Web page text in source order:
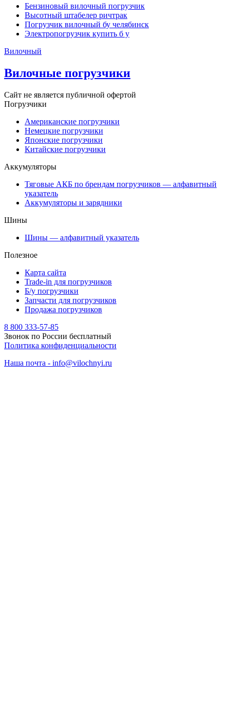
Бензиновый вилочный погрузчик
Высотный штабелер ричтрак
Погрузчик вилочный бу челябинск
Электропогрузчик купить б у
Вилочный
Вилочные погрузчики
Сайт не является публичной офертой
Погрузчики
Американские погрузчики
Немецкие погрузчики
Японские погрузчики
Китайские погрузчики
Аккумуляторы
Тяговые АКБ по брендам погрузчиков — алфавитный
указатель
Аккумуляторы и зарядники
Шины
Шины — алфавитный указатель
Полезное
Карта сайта
Trade-in для погрузчиков
Б/у погрузчики
Запчасти для погрузчиков
Продажа погрузчиков
8 800 333-57-85
Звонок по России бесплатный
Политика конфиденциальности
Наша почта - info@vilochnyi.ru